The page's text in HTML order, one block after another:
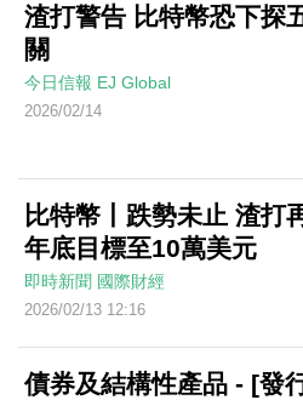
渣打警告 比特幣恐下探
關
今日信報 EJ Global
2026/02/14
比特幣丨跌勢未止 渣打
年底目標至10萬美元
即時新聞 國際財經
2026/02/13 12:16
債券及結構性產品 - [發